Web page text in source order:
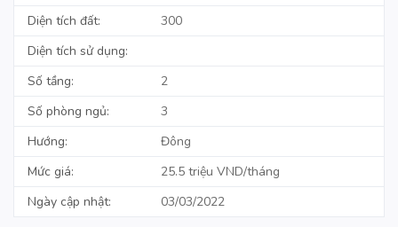
Diện tích đất:
300
Diện tích sử dụng:
Số tầng:
2
Số phòng ngủ:
3
Hướng:
Đông
Mức giá:
25.5 triệu VND/tháng
Ngày cập nhật:
03/03/2022